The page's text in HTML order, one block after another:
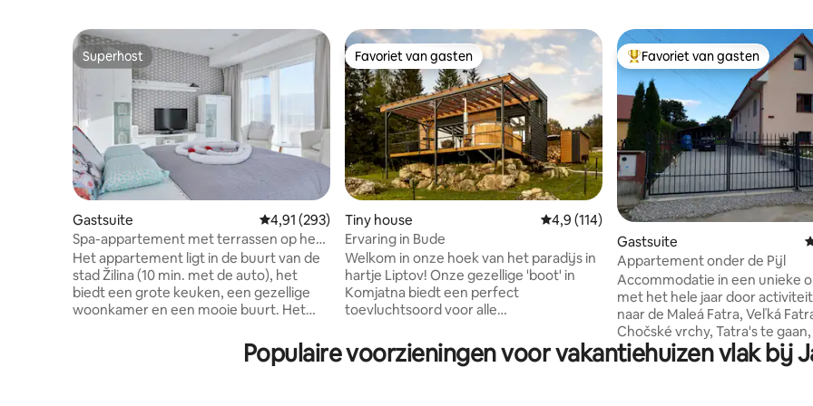
Superhost
Superhost
Gastsuite Gemiddelde beoordeling van 4,91 op 5, 293 recensies
4,91 (293)
Spa-appartement met terrassen op het
zuiden | Privé bubbelbad
Het appartement ligt in de buurt van de
stad Žilina (10 min. met de auto), het
biedt een grote keuken, een gezellige
woonkamer en een mooie buurt. Het
gebouw, het is volledig uitgerust
(vaatwasser, koffiezetapparaat, enz.),
Favoriet van gasten
Favoriet van gasten
Tiny house Gemiddelde beoordeling van 4,9 op 5, 114
4,9 (114)
Ervaring in Bude
Welkom in onze hoek van het paradijs in
hartje Liptov! Onze gezellige 'boot' in
Komjatna biedt een perfect
toevluchtsoord voor alle
avontuurliefhebbers. Deze
adembenemende locatie ligt in de
Topfavoriet van gasten
Favoriet van gasten
Gastsuite
Appartement onder de Pijl
Accommodatie in een unieke
met het hele jaar door
naar de Maleá Fatra, Veľká
Chočské vrchy, Tatra's te gaan,
om naar het Oravský hrad-
Liptovská Mara te gaan. De
Populaire voorzieningen voor vakantiehuizen vlak bij